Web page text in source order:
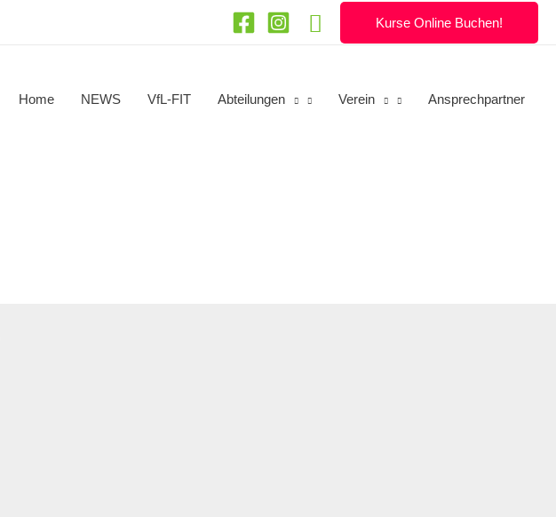
SuchenKurse Online Buchen!
Home NEWS VfL-FIT Abteilungen Verein Ansprechpartner